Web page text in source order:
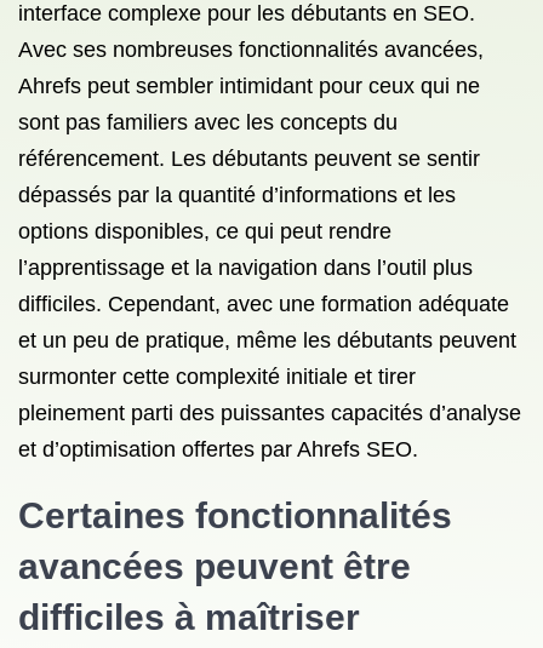
interface complexe pour les débutants en SEO.
Avec ses nombreuses fonctionnalités avancées,
Ahrefs peut sembler intimidant pour ceux qui ne
sont pas familiers avec les concepts du
référencement. Les débutants peuvent se sentir
dépassés par la quantité d’informations et les
options disponibles, ce qui peut rendre
l’apprentissage et la navigation dans l’outil plus
difficiles. Cependant, avec une formation adéquate
et un peu de pratique, même les débutants peuvent
surmonter cette complexité initiale et tirer
pleinement parti des puissantes capacités d’analyse
et d’optimisation offertes par Ahrefs SEO.
Certaines fonctionnalités
avancées peuvent être
difficiles à maîtriser